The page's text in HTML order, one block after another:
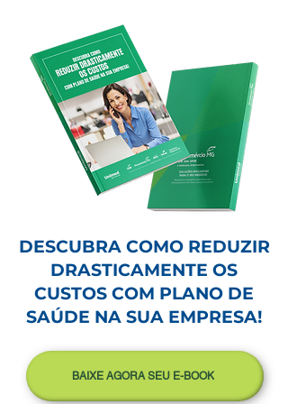
DESCUBRA COMO REDUZIR
DRASTICAMENTE OS
CUSTOS COM PLANO DE
SAÚDE NA SUA EMPRESA!
BAIXE AGORA SEU E-BOOK